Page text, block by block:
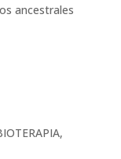
ancestrales
,